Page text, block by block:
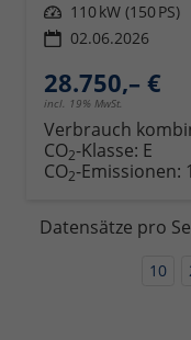
Leistung 110 kW (150 PS)
02.06.2026
28.750,– €
incl. 19% MwSt.
Verbrauch
CO2-Klasse: E
CO2-Emissionen:
Datensätze pro
10